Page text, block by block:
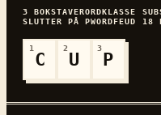
3 BOKSTAVERORDKLASSE
SLUTTER PÅPWORDFEUD 18
1
C
2
U
3
P